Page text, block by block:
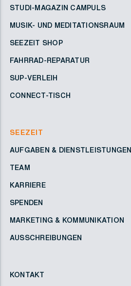
STUDI-MAGAZIN CAMPULS
MUSIK- UND MEDITATIONSRAUM
SEEZEIT SHOP
FAHRRAD-REPARATUR
SUP-VERLEIH
CONNECT-TISCH
SEEZEIT
AUFGABEN & DIENSTLEISTUNGEN
TEAM
KARRIERE
SPENDEN
MARKETING & KOMMUNIKATION
AUSSCHREIBUNGEN
KONTAKT